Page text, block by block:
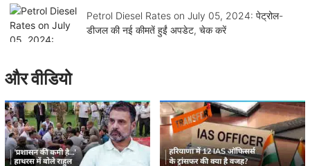
Petrol Diesel Rates on July 05, 2024: पेट्रोल-
डीजल की नई कीमतें हुईं अपडेट, चेक करें
और वीडियो